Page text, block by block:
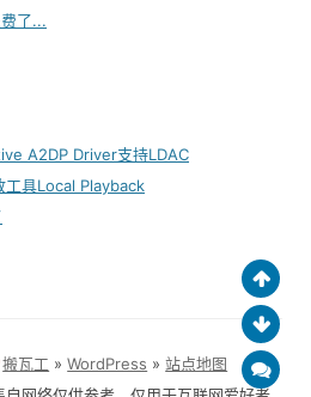
了...
A2DP Driver支持LDAC
工具Local Playback
搬瓦工 »WordPress »站点地图